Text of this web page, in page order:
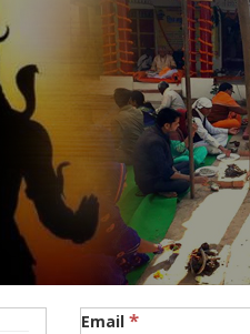
Email *